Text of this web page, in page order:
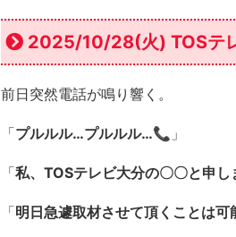
2025/10/28(火) TOSテ
前日突然電話が鳴り響く。
「プルルル…プルルル…📞」
「私、TOSテレビ大分の〇〇と申し
「明日急遽取材させて頂くことは可